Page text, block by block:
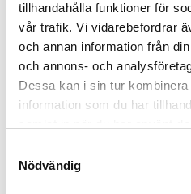
tillhandahålla funktioner för
vår trafik. Vi vidarebefordrar
och annan information från
och annons- och
Dessa kan i sin tur
information som du har
Nödvändig
Fri frakt på mindra varor vid
900:- i frakt vid köp av större